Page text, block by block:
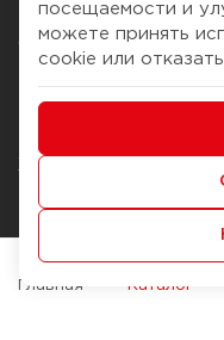
О компании
История Компании
Журнал
Наши марки
Брендирование
посещаемости и
можете принять
cookie или
Главная Каталог